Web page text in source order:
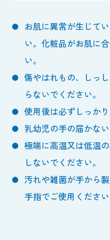
お肌に異常が生じて
い。化粧品がお肌に
い。
傷やはれもの、しっ
らないでください。
使用後は必ずしっか
乳幼児の手の届かな
極端に高温又は低温
しないでください。
汚れや雑菌が手から
手指でご使用ください